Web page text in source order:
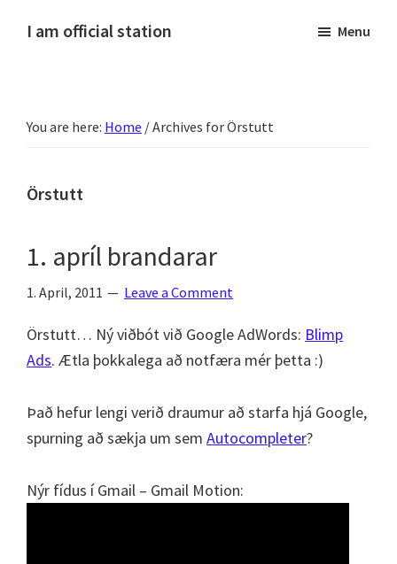
I am official station
fréttir
Hannesi
og
skemmtilegt
:)
Menu
You are here: Home /Archives for Örstutt
Örstutt
1. apríl brandarar
1. April, 2011 Leave a Comment
Örstutt… Ný viðbót við Google AdWords: Blimp
Ads. Ætla þokkalega að notfæra mér þetta :)
Það hefur lengi verið draumur að starfa hjá Google,
spurning að sækja um sem Autocompleter?
Nýr fídus í Gmail – Gmail Motion: